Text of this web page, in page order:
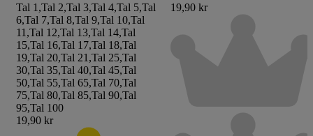
Tal 1 ,Tal 2,Tal 3,Tal 4,Tal 5,Tal
6,Tal 7,Tal 8,Tal 9,Tal 10,Tal
11 ,Tal 12,Tal 13,Tal 14,Tal
15,Tal 16,Tal 17,Tal 18,Tal
19,Tal 20,Tal 21 ,Tal 25,Tal
30,Tal 35,Tal 40,Tal 45,Tal
50,Tal 55,Tal 65,Tal 70,Tal
75,Tal 80,Tal 85,Tal 90,Tal
95,Tal 100
19,90 kr
19,90 kr